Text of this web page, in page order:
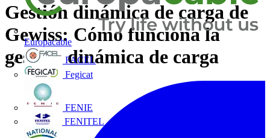
Europacable
FACEL
Fegicat
FENIE
FENITEL
Gestión dinámica de carga de
Gewiss: Cómo funciona la
gestión dinámica de carga